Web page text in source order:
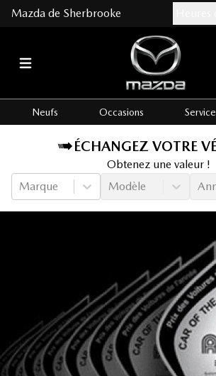
Mazda de Sherbrooke
Neufs Occasions Service
ÉCHANGEZ VOTRE
Obtenez une valeur !
Marque
Modèle